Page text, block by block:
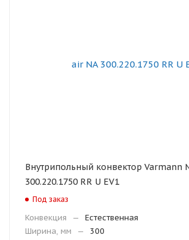
Внутрипольный конвектор Varmann
300.220.1750 RR U EV1
Под заказ
Конвекция —
Естественная
Ширина, мм
—
300